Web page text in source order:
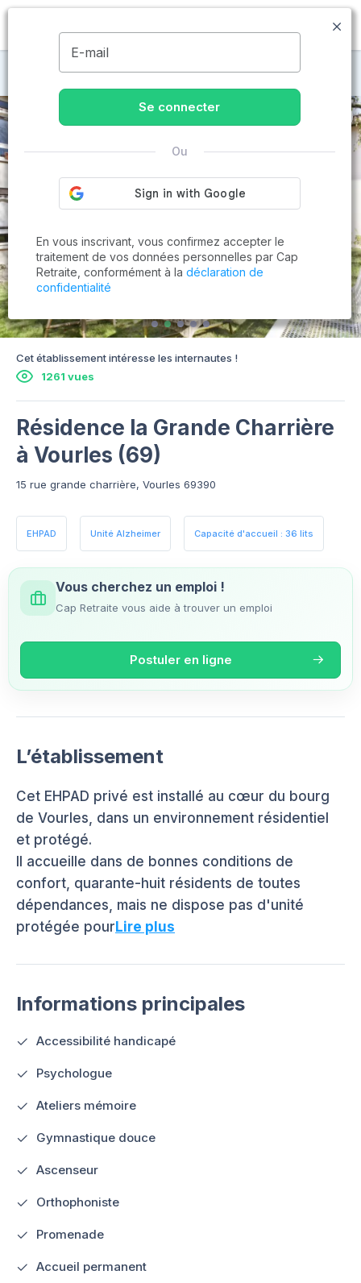
MENU
Maisons de retraite à Vourles
Cet établissement intéresse les internautes !
1261 vues
Résidence la Grande Charrière
à Vourles (69)
15 rue grande charrière, Vourles 69390
EHPAD Unité Alzheimer Capacité d'accueil : 36 lits
Vous cherchez un emploi !
Cap Retraite vous aide à trouver un emploi
Postuler en ligne
L’établissement
Cet EHPAD privé est installé au cœur du bourg
de Vourles, dans un environnement résidentiel
et protégé.
Il accueille dans de bonnes conditions de
confort, quarante-huit résidents de toutes
dépendances, mais ne dispose pas d'unité
protégée pourLire plus
Informations principales
Accessibilité handicapé
Psychologue
Ateliers mémoire
Gymnastique douce
Ascenseur
Orthophoniste
Promenade
Accueil permanent
E-mail
Se connecter
Ou
En vous inscrivant, vous confirmez accepter le
traitement de vos données personnelles par Cap
Retraite, conformément à la déclaration de
confidentialité